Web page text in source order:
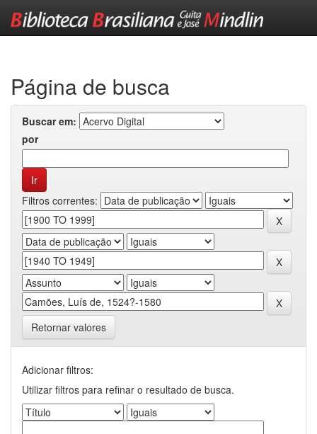
Página de busca
Buscar em:
por
Filtros correntes:
Retornar valores
Adicionar filtros:
Utilizar filtros para refinar o resultado de busca.